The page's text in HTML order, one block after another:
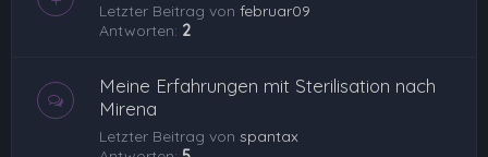
Letzter Beitrag von februar09
Antworten: 2
Meine Erfahrungen mit Sterilisation nach
Mirena
Letzter Beitrag von spantax